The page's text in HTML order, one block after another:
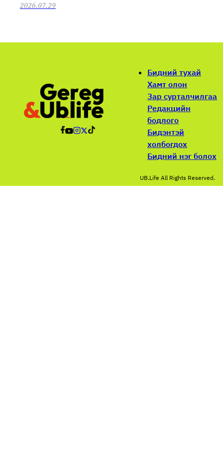
2026.07.29
Бидний тухай
Хамт олон
Зар сурталчилгаа
Редакцийн
бодлого
Бидэнтэй
холбогдох
Бидний нэг болох
UB.Life All Rights Reserved.